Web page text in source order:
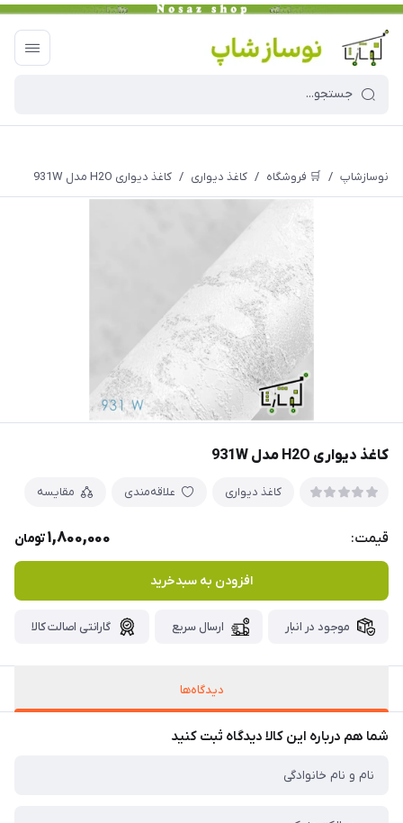
نوسازشاپ / 🛒 فروشگاه / کاغذ دیواری / کاغذ دیواری H2O مدل 931W
کاغذ دیواری H2O مدل 931W
کاغذ دیواری علاقه‌مندی مقایسه
قیمت: 1,800,000تومان
افزودن به سبدخرید
موجود در انبار ارسال سریع گارانتی اصالت کالا
دیدگاه‌ها
شما هم درباره این کالا دیدگاه ثبت کنید